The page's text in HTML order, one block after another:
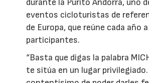
durante la Purito Andorra, uno
eventos cicloturistas de
de Europa, que reúne cada año
participantes.
“Basta que digas la palabra
te sitúa en un lugar